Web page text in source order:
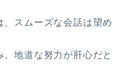
、スムーズな会話は望め
地道な努力が肝心だと